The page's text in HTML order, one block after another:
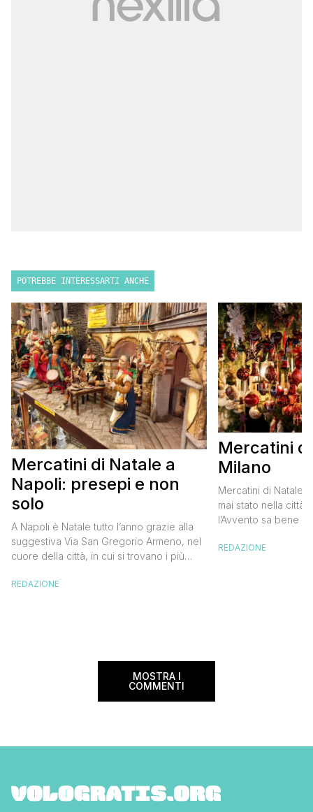
POTREBBE INTERESSARTI ANCHE
Mercatini di Natale a
Napoli: presepi e non
solo
A Napoli è Natale tutto l’anno grazie alla
suggestiva Via San Gregorio Armeno, nel
cuore della città, in cui si trovano i più
le loro botteghe specializzate nella
REDAZIONE
Mercatini
Milano
Mercatini di Natale
mai stato nella città
l’Avvento sa bene
in cui vivere al
REDAZIONE
MOSTRA I
COMMENTI